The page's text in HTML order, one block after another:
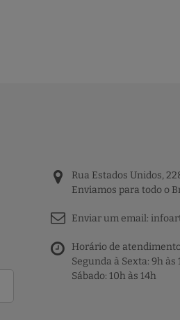
Rua Estados Unidos,
Enviamos para todo o
Enviar um email:
Horário de
Segunda à Sexta: 9h às
Sábado: 10h às 14h